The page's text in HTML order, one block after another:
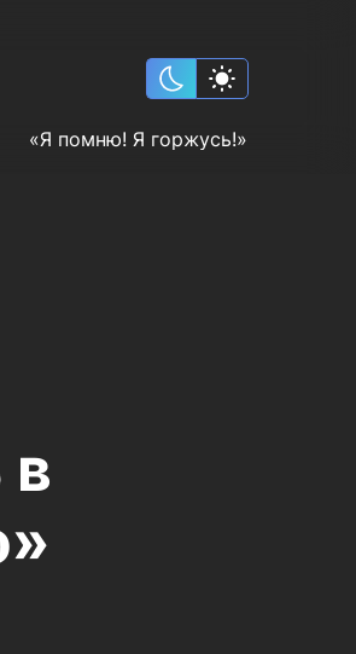
«Я помню! Я горжусь!»